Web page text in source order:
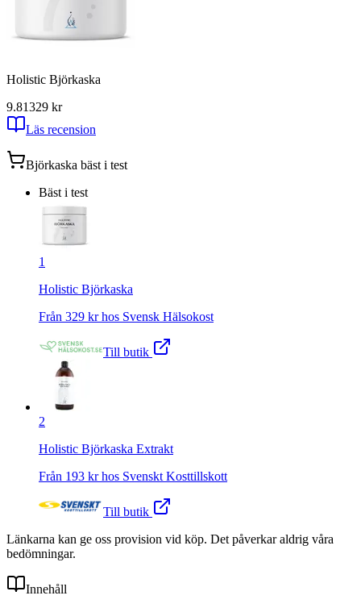
Holistic Björkaska
9.81329 kr
Läs recension
Björkaska bäst i test
Bäst i test
1
Holistic Björkaska
Från 329 kr hos Svensk Hälsokost
Till butik
2
Holistic Björkaska Extrakt
Från 193 kr hos Svenskt Kosttillskott
Till butik
Länkarna kan ge oss provision vid köp. Det påverkar aldrig våra
bedömningar.
Innehåll